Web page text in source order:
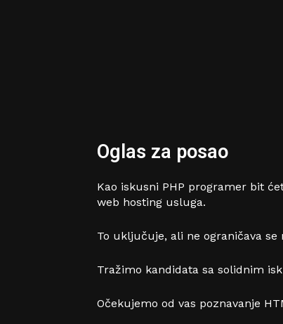
Oglas za posao
Kao iskusni PHP programer bit
web hosting usluga.
To uključuje, ali ne ograničava
Tražimo kandidata sa solidnim
Očekujemo od vas poznavanje